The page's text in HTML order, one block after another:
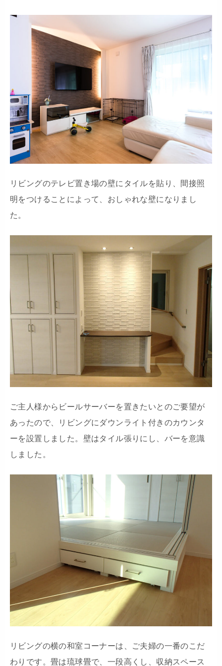
リビングのテレビ置き場の壁にタイルを貼り、間接照
明をつけることによって、おしゃれな壁になりまし
た。
ご主人様からビールサーバーを置きたいとのご要望が
あったので、リビングにダウンライト付きのカウンタ
ーを設置しました。壁はタイル張りにし、バーを意識
しました。
リビングの横の和室コーナーは、ご夫婦の一番のこだ
わりです。畳は琉球畳で、一段高くし、収納スペース